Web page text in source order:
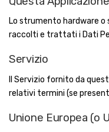
Lo strumento hardware
raccolti e trattati i Dati
Servizio
Il Servizio fornito da
relativi termini (se
Unione Europea (o